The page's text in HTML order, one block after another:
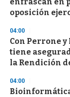
enfrascan en
oposición
04:00
Con Perrone
tiene
la Rendición
04:00